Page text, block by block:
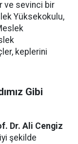
ve sevinci bir
Yüksekokulu,
keplerini
Gibi
Dr. Ali Cengiz
şekilde